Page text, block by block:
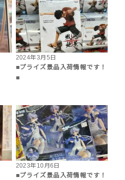
2024年3月5日
■プライズ景品入荷情報です！
■
2023年10月6日
■プライズ景品入荷情報です！